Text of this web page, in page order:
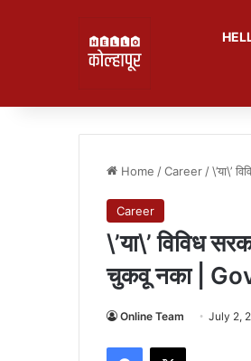
Home /Career /\’या\’
Career
\’या\’ विविध
चुकवू नका |
Online Team July 2,
Facebook
X